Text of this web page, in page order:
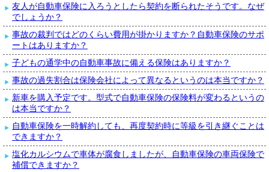
友人が自動車保険に入ろうとしたら契約を断られたそうです。なぜ
でしょうか？
事故の裁判ではどのくらい費用が掛かりますか？自動車保険のサポ
ートはありますか？
子どもの通学中の自動車事故に備える保険はありますか？
事故の過失割合は保険会社によって異なるというのは本当ですか？
新車を購入予定です。型式で自動車保険の保険料が変わるというの
は本当ですか？
自動車保険を一時解約しても、再度契約時に等級を引き継ぐことは
できますか？
塩化カルシウムで車体が腐食しましたが、自動車保険の車両保険で
補償できますか？